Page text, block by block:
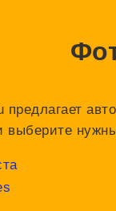
предлагает
выберите